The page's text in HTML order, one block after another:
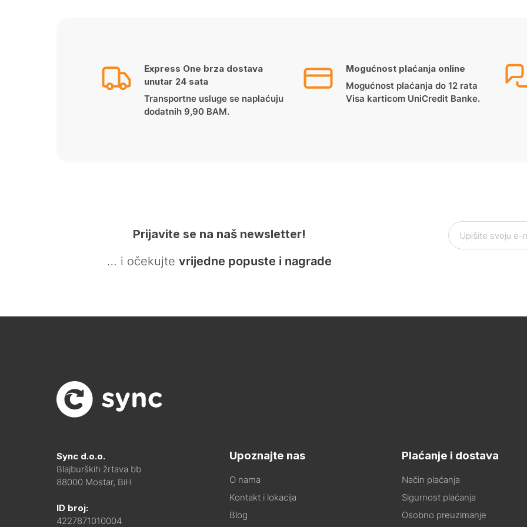
Express One brza dostava
unutar 24 sata
Transportne usluge se naplaćuju
dodatnih 9,90 BAM.
Mogućnost plaćanja online
Mogućnost plaćanja do 12 rata
Visa karticom UniCredit Banke.
Prijavite se na naš newsletter!
… i očekujte vrijedne popuste i nagrade
Sync d.o.o.
Blajburških žrtava bb
88000 Mostar, BiH
ID broj:
4227871010004
Upoznajte nas
O nama
Kontakt i lokacija
Blog
Plaćanje i dostava
Način plaćanja
Sigurnost plaćanja
Osobno preuzimanje